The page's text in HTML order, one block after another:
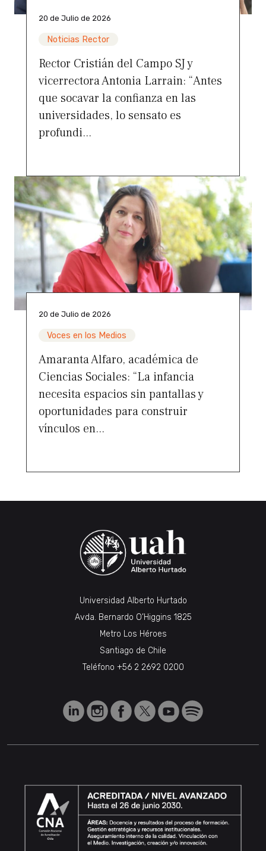
20 de Julio de 2026
Noticias Rector
Rector Cristián del Campo SJ y
vicerrectora Antonia Larrain: “Antes
que socavar la confianza en las
universidades, lo sensato es
profundi...
20 de Julio de 2026
Voces en los Medios
Amaranta Alfaro, académica de
Ciencias Sociales: “La infancia
necesita espacios sin pantallas y
oportunidades para construir
vínculos en...
Universidad Alberto Hurtado
Avda. Bernardo O’Higgins 1825
Metro Los Héroes
Santiago de Chile
Teléfono +56 2 2692 0200